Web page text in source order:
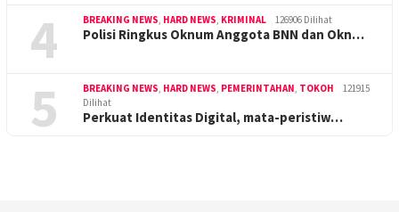
4 BREAKING NEWS, HARD NEWS, KRIMINAL 126906 Dilihat
Polisi Ringkus Oknum Anggota BNN dan Okn…
5 BREAKING NEWS, HARD NEWS, PEMERINTAHAN, TOKOH
121915
Dilihat
Perkuat Identitas Digital, mata-peristiw…